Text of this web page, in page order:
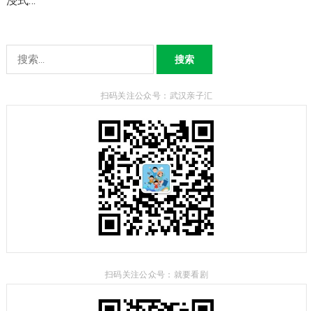
索：
扫码关注公众号：武汉亲子汇
扫码关注公众号：就要看剧